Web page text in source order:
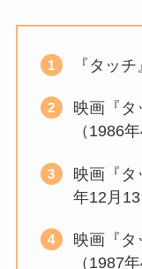
『タッ
映画『タ
（1986
映画『タ
年12月13
映画『タ
（1987